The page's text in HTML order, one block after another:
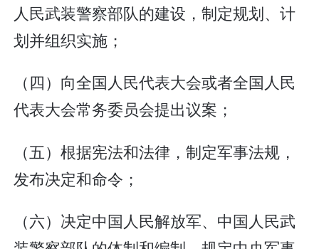
人民武装警察部队的建设，制定规划、计
划并组织实施；
（四）向全国人民代表大会或者全国人民
代表大会常务委员会提出议案；
（五）根据宪法和法律，制定军事法规，
发布决定和命令；
（六）决定中国人民解放军、中国人民武